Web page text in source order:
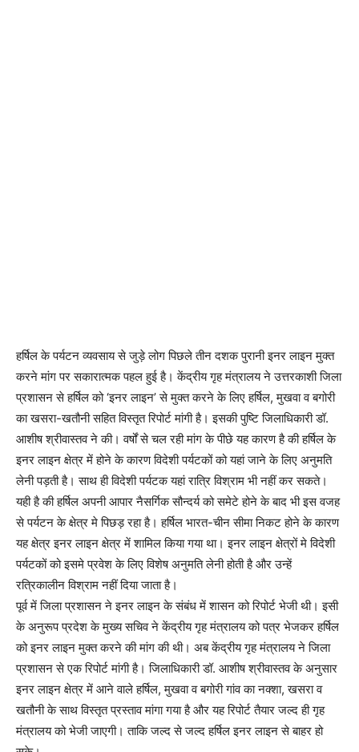
हर्षिल के पर्यटन व्यवसाय से जुड़े लोग पिछले तीन दशक पुरानी इनर लाइन मुक्त
करने मांग पर सकारात्मक पहल हुई है। केंद्रीय गृह मंत्रालय ने उत्तरकाशी जिला
प्रशासन से हर्षिल को ‘इनर लाइन’ से मुक्त करने के लिए हर्षिल, मुखवा व बगोरी
का खसरा-खतौनी सहित विस्तृत रिपोर्ट मांगी है। इसकी पुष्टि जिलाधिकारी डॉ.
आशीष श्रीवास्तव ने की। वर्षों से चल रही मांग के पीछे यह कारण है की हर्षिल के
इनर लाइन क्षेत्र में होने के कारण विदेशी पर्यटकों को यहां जाने के लिए अनुमति
लेनी पड़ती है। साथ ही विदेशी पर्यटक यहां रात्रि विश्राम भी नहीं कर सकते।
यही है की हर्षिल अपनी आपार नैसर्गिक सौन्दर्य को समेटे होने के बाद भी इस वजह
से पर्यटन के क्षेत्र मे पिछड़ रहा है। हर्षिल भारत-चीन सीमा निकट होने के कारण
यह क्षेत्र इनर लाइन क्षेत्र में शामिल किया गया था। इनर लाइन क्षेत्रों मे विदेशी
पर्यटकों को इसमे प्रवेश के लिए विशेष अनुमति लेनी होती है और उन्हें
रत्रिकालीन विश्राम नहीं दिया जाता है।
पूर्व में जिला प्रशासन ने इनर लाइन के संबंध में शासन को रिपोर्ट भेजी थी। इसी
के अनुरूप प्रदेश के मुख्य सचिव ने केंद्रीय गृह मंत्रालय को पत्र भेजकर हर्षिल
को इनर लाइन मुक्त करने की मांग की थी। अब केंद्रीय गृह मंत्रालय ने जिला
प्रशासन से एक रिपोर्ट मांगी है। जिलाधिकारी डॉ. आशीष श्रीवास्तव के अनुसार
इनर लाइन क्षेत्र में आने वाले हर्षिल, मुखवा व बगोरी गांव का नक्शा, खसरा व
खतौनी के साथ विस्तृत प्रस्ताव मांगा गया है और यह रिपोर्ट तैयार जल्द ही गृह
मंत्रालय को भेजी जाएगी। ताकि जल्द से जल्द हर्षिल इनर लाइन से बाहर हो